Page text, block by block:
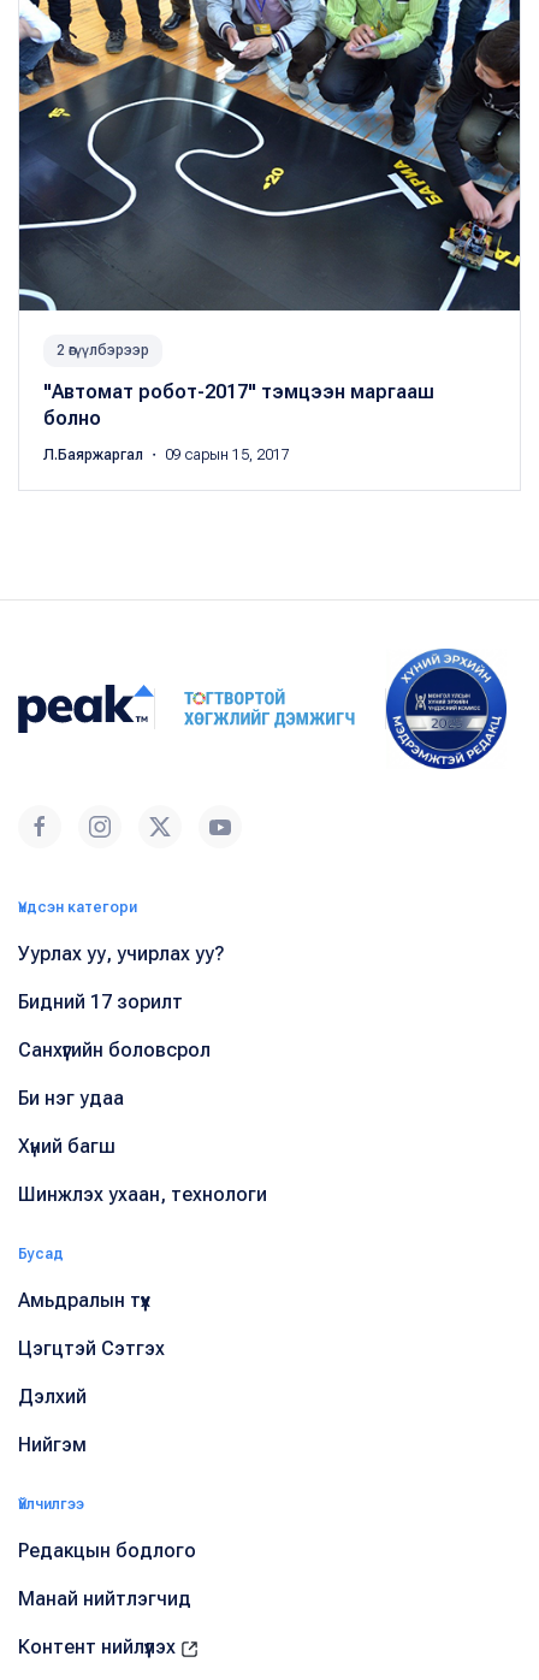
2 өгүүлбэрээр
"Автомат робот-2017" тэмцээн маргааш
болно
Л.Баяржаргал ・ 09 сарын 15, 2017
Үндсэн категори
Уурлах уу, учирлах уу?
Бидний 17 зорилт
Санхүүгийн боловсрол
Би нэг удаа
Хүний багш
Шинжлэх ухаан, технологи
Бусад
Амьдралын түүх
Цэгцтэй Сэтгэх
Дэлхий
Нийгэм
Үйлчилгээ
Редакцын бодлого
Манай нийтлэгчид
Контент нийлүүлэх